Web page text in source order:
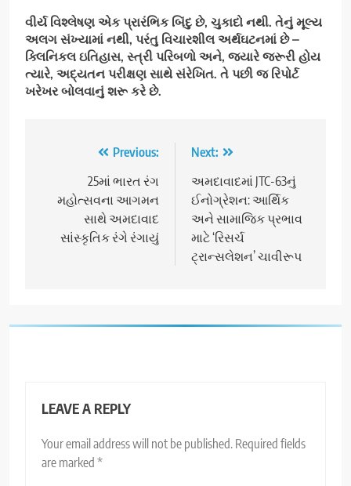
વીર્ય વિશ્લેષણ એક પ્રારંભિક બિંદુ છે, ચુકાદો નથી. તેનું મૂલ્ય
અલગ સંખ્યામાં નથી, પરંતુ વિચારશીલ અર્થઘટનમાં છે –
ક્લિનિકલ ઇતિહાસ, સ્ત્રી પરિબળો અને, જ્યારે જરૂરી હોય
ત્યારે, અદ્યતન પરીક્ષણ સાથે સંરેખિત. તે પછી જ રિપોર્ટ
ખરેખર બોલવાનું શરૂ કરે છે.
navigation
Previous:
25માં ભારત રંગ
મહોત્સવના આગમન
સાથે અમદાવાદ
સાંસ્કૃતિક રંગે રંગાયું
Next:
અમદાવાદમાં JTC-63નું
ઈનોગ્રેશન: આર્થિક
અને સામાજિક પ્રભાવ
માટે ‘રિસર્ચ
ટ્રાન્સલેશન’ ચાવીરૂપ
LEAVE A REPLY
Your email address will not be published. Required fields
are marked *